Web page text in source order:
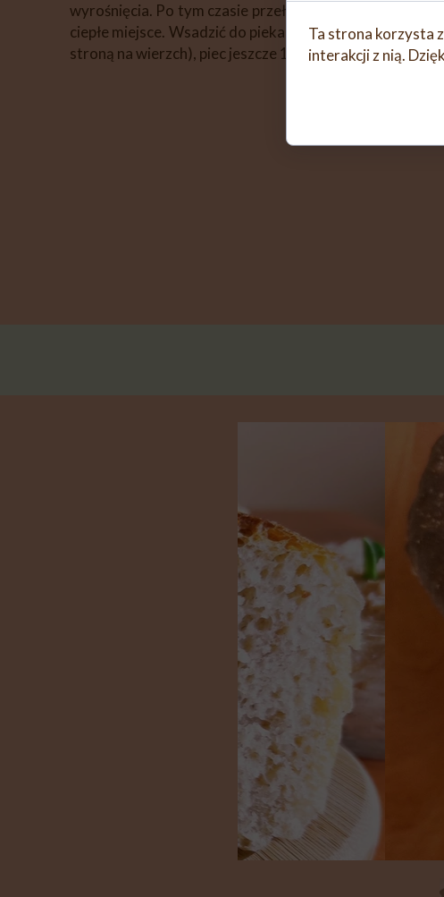
wyrośnięcia. Po tym czasie przełożyć ciasto do
ciepłe miejsce. Wsadzić do piekarnika nagrzanego do
stroną na wierzch), piec jeszcze 15 minut. Studzić na
Ta strona korzysta
interakcji z nią.